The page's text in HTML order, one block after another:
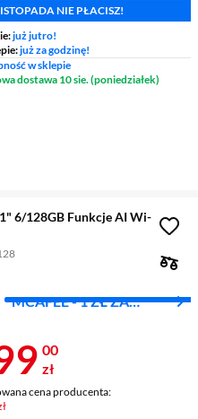
NIE PŁACISZ!
już jutro!
już za godzinę!
w sklepie
dostawa 10 sie. (poniedziałek)
6/128GB Funkcje AI Wi-
MCAFEE - 1 ZŁ ZA
999 zł
00
zł
cena producenta: